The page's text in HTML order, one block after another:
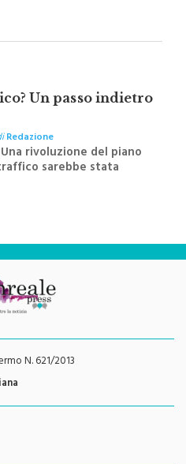
Un passo indietro
rivoluzione del piano
sarebbe stata
se preceduta da
rivoluzione culturale"
N. 621/2013